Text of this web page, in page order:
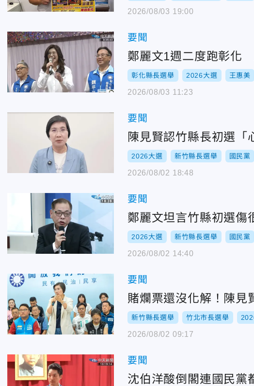
2026/08/03 19:00
要聞
鄭麗文1週二度跑彰化
彰化縣長選舉 2026大選 王惠美
2026/08/03 11:23
要聞
陳見賢認竹縣長初選
2026大選 新竹縣長選舉 國民黨
2026/08/02 18:48
要聞
鄭麗文坦言竹縣初選
2026大選 新竹縣長選舉 國民黨
2026/08/02 14:40
要聞
賭爛票還沒化解！陳
新竹縣長選舉 竹北市長選舉
2026/08/02 09:17
要聞
沈伯洋酸倒閣連國民黨